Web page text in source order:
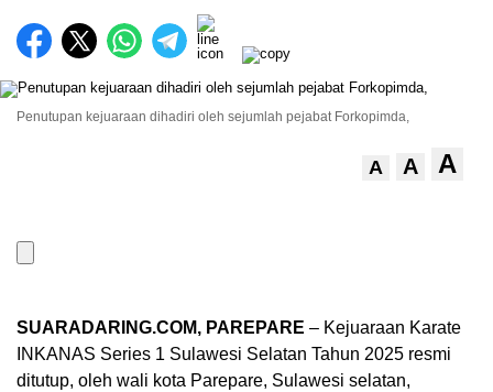
Penutupan kejuaraan dihadiri oleh sejumlah pejabat Forkopimda,
A A A
SUARADARING.COM, PAREPARE – Kejuaraan Karate
INKANAS Series 1 Sulawesi Selatan Tahun 2025 resmi
ditutup, oleh wali kota Parepare, Sulawesi selatan,